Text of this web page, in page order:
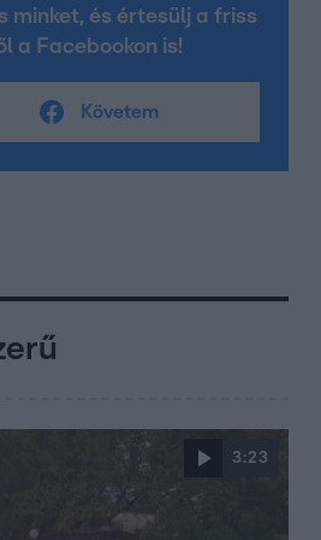
minket, és értesülj a friss
a Facebookon is!
Követem
3:23